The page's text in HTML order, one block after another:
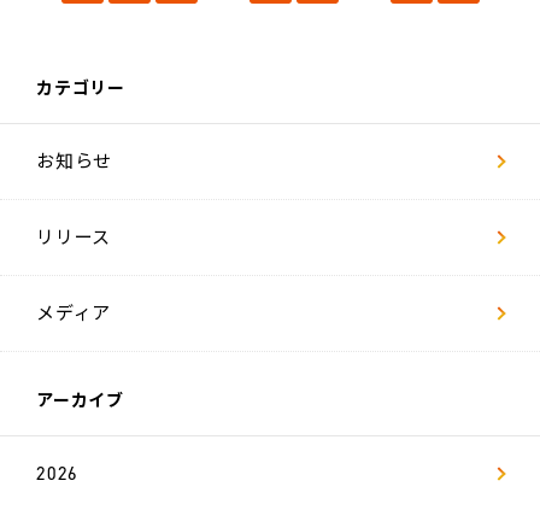
イ
タ
ュ
ー
数
で
る
リ
ァ
ャ
ア
カテゴリー
お知らせ
リリース
メディア
アーカイブ
2026